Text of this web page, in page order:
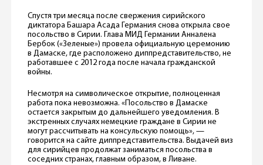
Спустя три месяца после свержения сирийского
диктатора Башара Асада Германия снова открыла свое
посольство в Сирии. Глава МИД Германии Анналена
Бербок («Зеленые») провела официальную церемонию
в Дамаске, где расположено диппредставительство, не
работавшее с 2012 года после начала гражданской
войны.
Несмотря на символическое открытие, полноценная
работа пока невозможна. «Посольство в Дамаске
остается закрытым до дальнейшего уведомления. В
экстренных случаях немецкие граждане в Сирии не
могут рассчитывать на консульскую помощь», —
говорится на сайте диппредставительства. Выдачей виз
для сирийцев продолжат заниматься посольства в
соседних странах, главным образом, в Ливане.